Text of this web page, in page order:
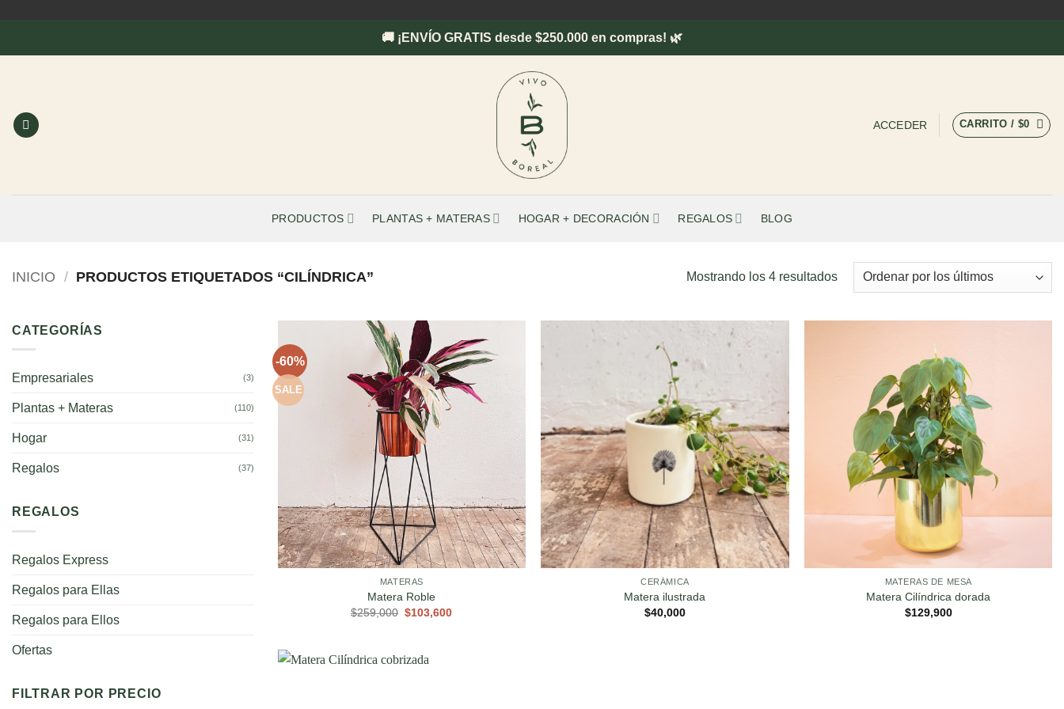
🚚 ¡ENVÍO GRATIS desde $250.000 en compras! 🌿
ACCEDER CARRITO / $0
PRODUCTOS PLANTAS + MATERAS HOGAR + DECORACIÓN REGALOS BLOG
INICIO / PRODUCTOS ETIQUETADOS “CILÍNDRICA” Mostrando los 4 resultadosOrdenado
por
CATEGORÍAS
Empresariales (3)
Plantas + Materas (110)
Hogar (31)
Regalos (37)
REGALOS
Regalos Express
Regalos para Ellas
Regalos para Ellos
Ofertas
FILTRAR POR PRECIO
-60%
SALE
MATERAS
Matera Roble
$259,000 El
$259,000.
$103,600El
CERÁMICA
Matera ilustrada
$40,000
MATERAS DE MESA
Matera Cilíndrica dorada
$129,900